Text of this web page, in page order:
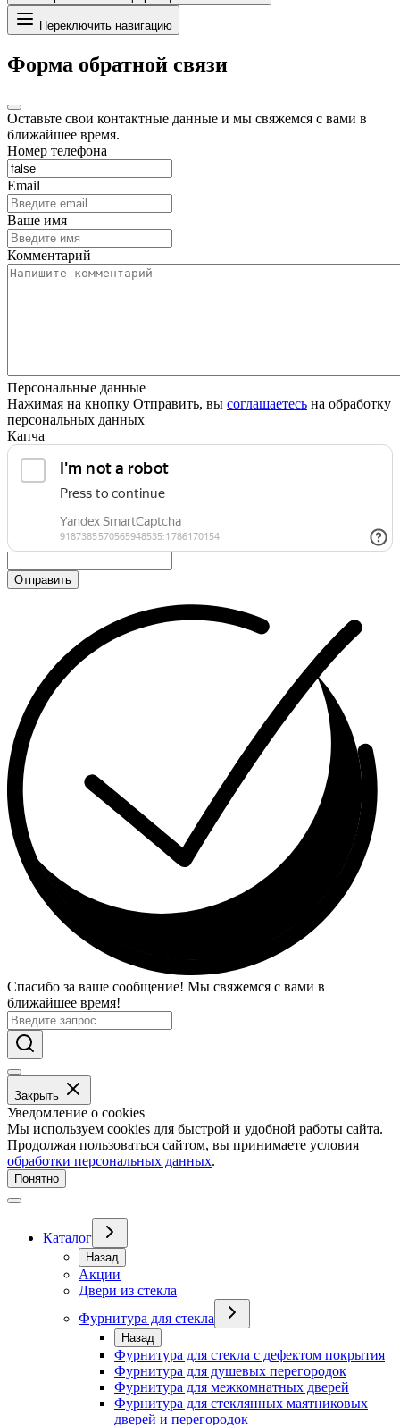
Переключить навигацию
Форма обратной связи
Оставьте свои контактные данные и мы свяжемся с вами в
ближайшее время.
Номер телефона
Email
Ваше имя
Комментарий
Персональные данные
Нажимая на кнопку Отправить, вы соглашаетесь на обработку
персональных данных
Капча
Отправить
Спасибо за ваше сообщение! Мы свяжемся с вами в
ближайшее время!
Закрыть
Уведомление о cookies
Мы используем cookies для быстрой и удобной работы сайта.
Продолжая пользоваться сайтом, вы принимаете условия
обработки персональных данных.
Понятно
Каталог
Назад
Акции
Двери из стекла
Фурнитура для стекла
Назад
Фурнитура для стекла с дефектом покрытия
Фурнитура для душевых перегородок
Фурнитура для межкомнатных дверей
Фурнитура для стеклянных маятниковых
дверей и перегородок